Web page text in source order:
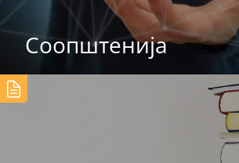
Соопштенија